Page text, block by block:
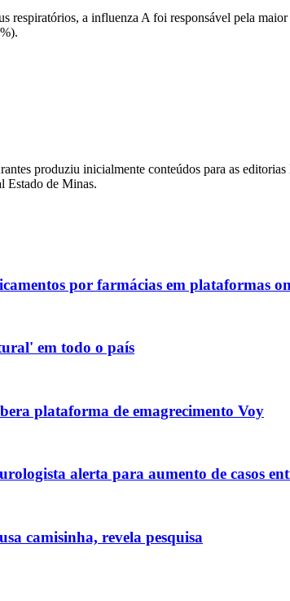
respiratórios, a influenza A foi responsável pela
produziu inicialmente conteúdos para as
Estado de Minas.
por farmácias em plataformas
em todo o país
plataforma de emagrecimento Voy
alerta para aumento de casos
camisinha, revela pesquisa